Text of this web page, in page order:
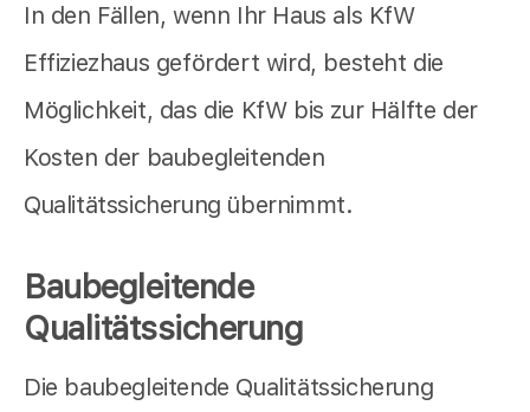
In den Fällen, wenn Ihr Haus als KfW
Effiziezhaus gefördert wird, besteht die
Möglichkeit, das die KfW bis zur Hälfte der
Kosten der baubegleitenden
Qualitätssicherung übernimmt.
Baubegleitende
Qualitätssicherung
Die baubegleitende Qualitätssicherung